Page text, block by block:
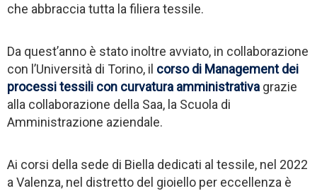
che abbraccia tutta la filiera tessile.
Da quest’anno è stato inoltre avviato, in collaborazione
con l’Università di Torino, il corso di Management dei
processi tessili con curvatura amministrativa grazie
alla collaborazione della Saa, la Scuola di
Amministrazione aziendale.
Ai corsi della sede di Biella dedicati al tessile, nel 2022
a Valenza, nel distretto del gioiello per eccellenza è